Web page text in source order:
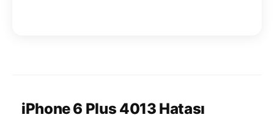
iPhone 6 Plus 4013 Hatası